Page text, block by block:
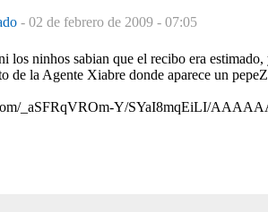
- 02 de febrero de 2009 - 07:05
los ninhos sabian que el recibo era
de la Agente Xiabre donde aparece un
_aSFRqVROm-Y/SYaI8mqEiLI/